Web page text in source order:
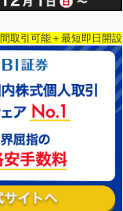
取引可能＋最短即日開設